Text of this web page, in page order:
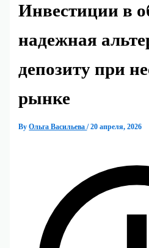
Инвестиции в
надежная
депозиту при
рынке
ByОльга Васильева/20 апреля, 2026